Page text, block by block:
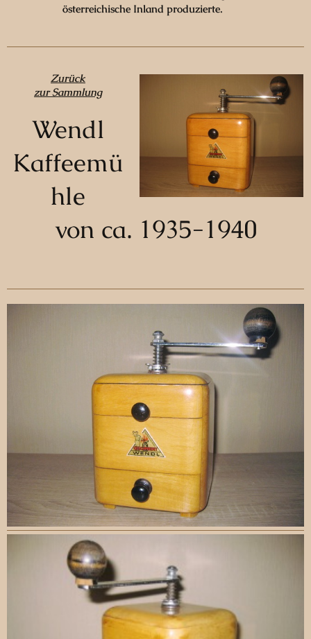
österreichische Inland produzierte.
Zurück
zur Sammlung
Wendl
Kaffeemü
hle
von ca. 1935-1940